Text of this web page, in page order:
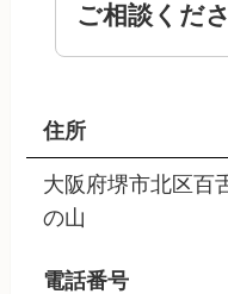
ご相談くだ
住所
大阪府堺市北区百
の山
電話番号